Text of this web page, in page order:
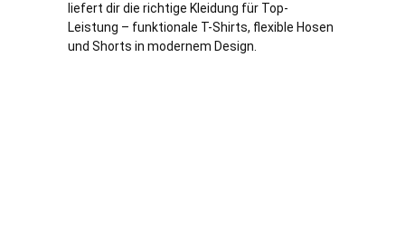
liefert dir die richtige Kleidung für Top-
Leistung – funktionale T-Shirts, flexible Hosen
und Shorts in modernem Design.